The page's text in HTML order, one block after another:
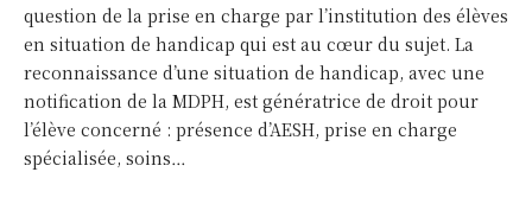
이미 계정이 있습니까 ?
로그인
question de la prise en charge par l’institution des élèves
en situation de handicap qui est au cœur du sujet. La
reconnaissance d’une situation de handicap, avec une
notification de la MDPH, est génératrice de droit pour
l’élève concerné : présence d’AESH, prise en charge
spécialisée, soins…